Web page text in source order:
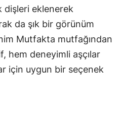
dişleri eklenerek
da şık bir görünüm
Mutfakta mutfağından
hem deneyimli aşçılar
için uygun bir seçenek